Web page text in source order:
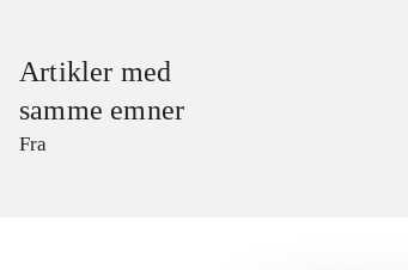
Artikler med
samme emner
Fra